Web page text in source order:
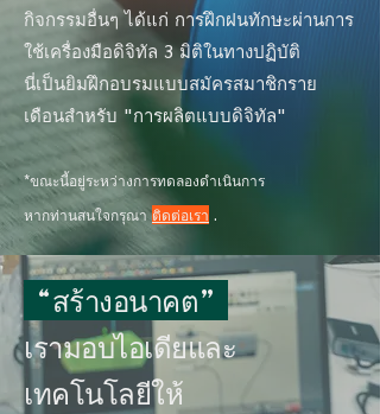
กิจกรรมอื่นๆ ได้แก่ การฝึกฝนทักษะผ่านการ
ใช้เครื่องมือดิจิทัล 3 มิติในทางปฏิบัติ
นี่เป็นยิมฝึกอบรมแบบสมัครสมาชิกราย
เดือนสำหรับ "การผลิตแบบดิจิทัล"
*ขณะนี้อยู่ระหว่างการทดลองดำเนินการ
หากท่านสนใจกรุณาติดต่อเรา .
“สร้างอนาคต”
เรามอบไอเดียและ
เทคโนโลยีให้